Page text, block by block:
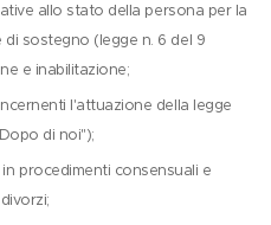
allo stato della persona per la
sostegno (legge n. 6 del 9
e inabilitazione;
l'attuazione della legge
di noi");
procedimenti consensuali e